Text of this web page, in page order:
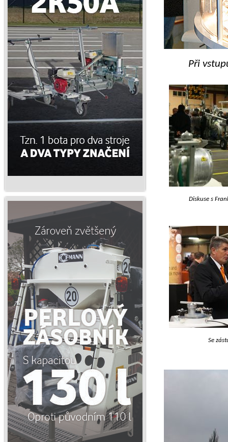
Při
Diskuse s
Se